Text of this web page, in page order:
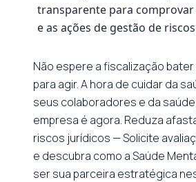
transparente para
e as ações de gestão de
Não espere a fiscalização
para agir. A hora de cuidar da
seus colaboradores e da
empresa é agora. Reduza
riscos jurídicos — Solicite
e descubra como a Saúde
ser sua parceira estratégica